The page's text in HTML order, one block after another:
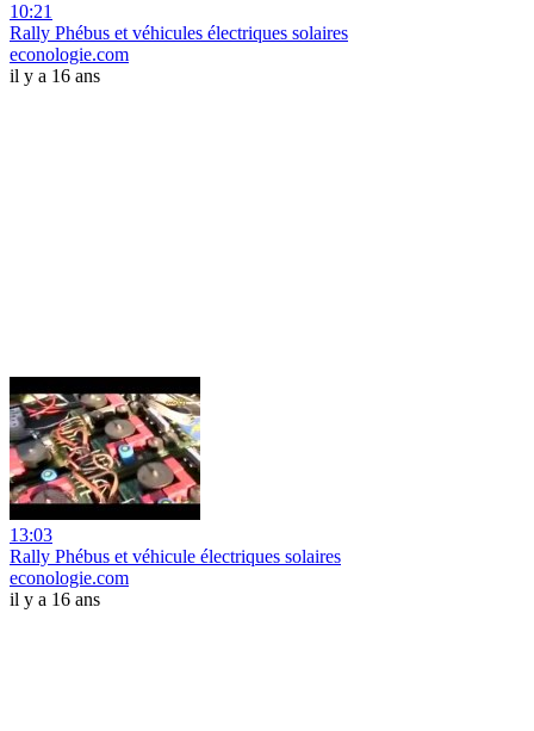
10:21
Rally Phébus et véhicules électriques solaires
econologie.com
il y a 16 ans
13:03
Rally Phébus et véhicule électriques solaires
econologie.com
il y a 16 ans